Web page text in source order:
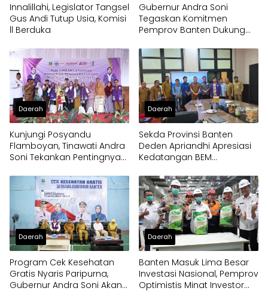
Innalillahi, Legislator Tangsel
Gus Andi Tutup Usia, Komisi
ll Berduka
Gubernur Andra Soni
Tegaskan Komitmen
Pemprov Banten Dukung
Gratis
Daerah
Kunjungi Posyandu
Flamboyan, Tinawati Andra
Soni Tekankan Pentingnya
Daerah
Sekda Provinsi Banten
Deden Apriandhi Apresiasi
Kedatangan BEM
Daerah
Program Cek Kesehatan
Gratis Nyaris Paripurna,
Gubernur Andra Soni Akan
Daerah
Banten Masuk Lima Besar
Investasi Nasional, Pemprov
Optimistis Minat Investor